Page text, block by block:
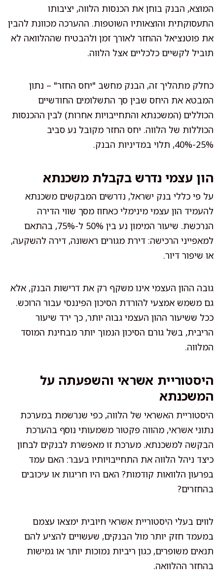
המוצא, הבנק בוחן את הכנסות הלווה, יציבותו
התעסוקתית והוצאותיו השוטפות. ההערכה מכוונת להבין
את פוטנציאל ההחזר לאורך זמן ולהבטיח שההלוואה לא
תוביל לקשיים כלכליים אצל הלווה.
כחלק מתהליך זה, הבנק מחשב "יחס החזר" – נתון
המבטא את היחס שבין סך התשלומים החודשיים
הכוללים (המשכנתא והתחייבויות אחרות) לבין ההכנסות
הכוללות של הלווה. יחס החזר מקובל נע סביב
25%-40%, תלוי במדיניות הבנק.
הון עצמי נדרש בקבלת משכנתא
על פי כללי בנק ישראל, נדרשים המבקשים משכנתא
להעמיד הון עצמי מינימלי כאחוז מסך שווי הדירה
הנרכשת. שיעור המימון נע בין 50% ל-75%, בהתאם
למאפייני הרכישה: דירת מגורים ראשונה, דירה להשקעה,
או שיפור דיור.
גובה ההון העצמי אינו משקף רק את דרישות הבנק, אלא
גם משמש אמצעי להורדת הסיכון הפיננסי עבור הרוכש.
ככל ששיעור ההון העצמי גבוה יותר, כך ירד שיעור
הריבית, בשל גורם הסיכון הנמוך יותר מבחינת המוסד
המלווה.
היסטוריית אשראי והשפעתה על
המשכנתא
היסטוריית האשראי של הלווה, כפי שנרשמת במערכת
נתוני אשראי, מהווה פקטור משמעותי נוסף בהערכת
הבקשה למשכנתא. מערכת זו מאפשרת לבנקים לבחון
כיצד ניהל הלווה את התחייבויותיו בעבר: האם עמד
בפרעון הלוואות קודמות? האם היו חריגות או עיכובים
בהחזרים?
לווים בעלי היסטוריית אשראי חיובית ימצאו עצמם
במעמד חזק יותר מול הבנקים, שעשויים להציע להם
תנאים משופרים, כגון ריביות נמוכות יותר או גמישות
בהחזר ההלוואה.